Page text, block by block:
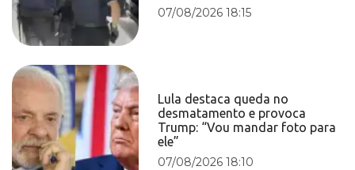
07/08/2026 18:15
Lula destaca queda no
desmatamento e provoca
Trump: “Vou mandar foto para
ele”
07/08/2026 18:10